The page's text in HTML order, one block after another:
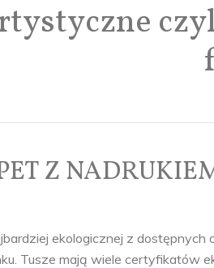
Z
ekologicznej z
Tusze mają wiele certyfikatów